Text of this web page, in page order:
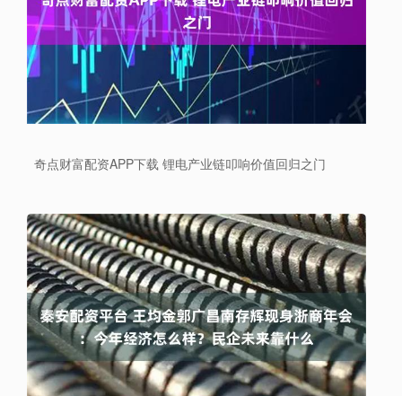
奇点财富配资APP下载 锂电产业链叩响价值回归之门